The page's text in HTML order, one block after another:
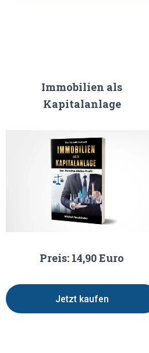
Immobilien als
Kapitalanlage
Preis: 14,90 Euro
Jetzt kaufen